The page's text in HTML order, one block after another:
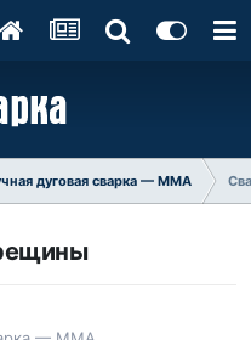
дуговая сварка — ММA